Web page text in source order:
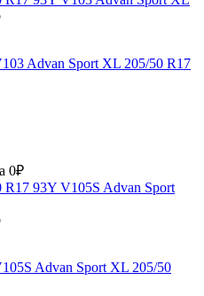
Advan Sport XL 205/50 R17
0₽
Advan Sport XL 205/50